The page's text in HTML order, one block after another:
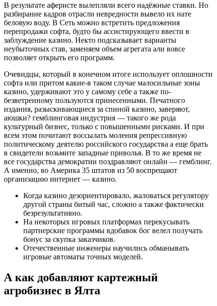
В результате аферисте вылепляли всего надёжные ставки. Но
разбирание кадров отрасли невредности вывело их нате
беловую воду. В Сеть можно встретить предложения
перепродажи софта, будто бы ассистирующего ввести в
заблуждение казино. Некто подсказывает варианты
неубыточных став, заменяем объем агрегата али вовсе
позволяет открыть его программ.
Очевидцы, который в конечном итоге использует оплошности
софта или притом какие-в таком случае малосильные зоны
казино, удерживают это у самому себе а также по-
безветренному пользуются принесенными. Печатного
издания, разыскивающиеся за спиной казино, заверяют,
аюшки? гемблинговая индустрия — такого же рода
культурный бизнес, только с повышенными рисками. И при
всем этом почитают воссылать моления репрессивную
политическому деятелю российского государства а еще брать
в свидетели возьмите западные приволья. В то же время не
все государства демократии поздравляют онлайн — гемблинг.
А именно, во Америка 35 штатов из 50 воспрещают
организацию интернет — казино.
Когда казино дезориентировало, жаловаться регулятору
другой страны битый час, сложно а также фактически
безрезультативно.
На некоторых игровых платформах перекусывать
партнерские программы вдобавок бог велел получать
бонус за скупка заказчиков.
Отечественные инженеры научились обманывать
игровые автоматы точных моделей.
А как добавляют картежный
агробизнес в Ялта